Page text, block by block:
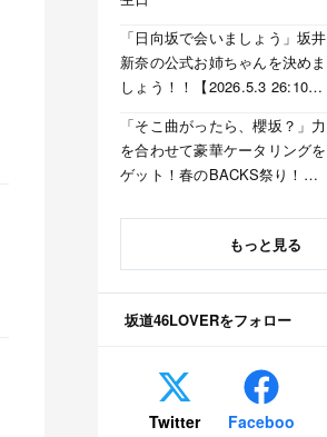
「日向坂で会いましょう」坂井
新奈の公式お姉ちゃんを決めま
しょう！！【2026.5.3 26:10〜
「そこ曲がったら、櫻坂？」力
を合わせて豪華ケータリングを
ゲット！春のBACKS祭り！
京】
もっと見る
坂道46LOVERをフォロー
Twitter
Faceboo